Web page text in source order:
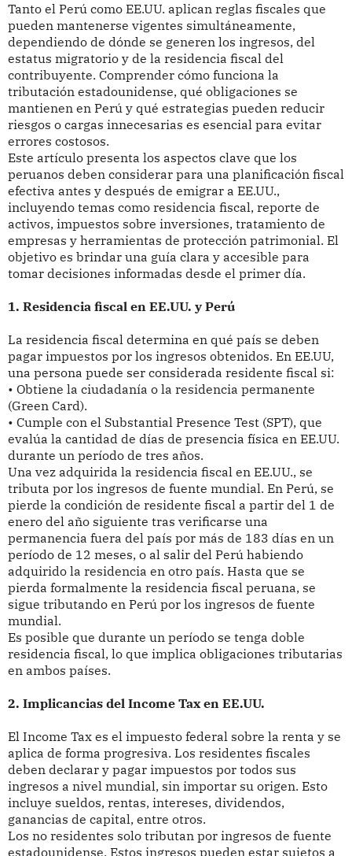
Tanto el Perú como EE.UU. aplican reglas fiscales que
pueden mantenerse vigentes simultáneamente,
dependiendo de dónde se generen los ingresos, del
estatus migratorio y de la residencia fiscal del
contribuyente. Comprender cómo funciona la
tributación estadounidense, qué obligaciones se
mantienen en Perú y qué estrategias pueden reducir
riesgos o cargas innecesarias es esencial para evitar
errores costosos.
Este artículo presenta los aspectos clave que los
peruanos deben considerar para una planificación fiscal
efectiva antes y después de emigrar a EE.UU.,
incluyendo temas como residencia fiscal, reporte de
activos, impuestos sobre inversiones, tratamiento de
empresas y herramientas de protección patrimonial. El
objetivo es brindar una guía clara y accesible para
tomar decisiones informadas desde el primer día.
1. Residencia fiscal en EE.UU. y Perú
La residencia fiscal determina en qué país se deben
pagar impuestos por los ingresos obtenidos. En EE.UU,
una persona puede ser considerada residente fiscal si:
• Obtiene la ciudadanía o la residencia permanente
(Green Card).
• Cumple con el Substantial Presence Test (SPT), que
evalúa la cantidad de días de presencia física en EE.UU.
durante un período de tres años.
Una vez adquirida la residencia fiscal en EE.UU., se
tributa por los ingresos de fuente mundial. En Perú, se
pierde la condición de residente fiscal a partir del 1 de
enero del año siguiente tras verificarse una
permanencia fuera del país por más de 183 días en un
período de 12 meses, o al salir del Perú habiendo
adquirido la residencia en otro país. Hasta que se
pierda formalmente la residencia fiscal peruana, se
sigue tributando en Perú por los ingresos de fuente
mundial.
Es posible que durante un período se tenga doble
residencia fiscal, lo que implica obligaciones tributarias
en ambos países.
2. Implicancias del Income Tax en EE.UU.
El Income Tax es el impuesto federal sobre la renta y se
aplica de forma progresiva. Los residentes fiscales
deben declarar y pagar impuestos por todos sus
ingresos a nivel mundial, sin importar su origen. Esto
incluye sueldos, rentas, intereses, dividendos,
ganancias de capital, entre otros.
Los no residentes solo tributan por ingresos de fuente
estadounidense. Estos ingresos pueden estar sujetos a